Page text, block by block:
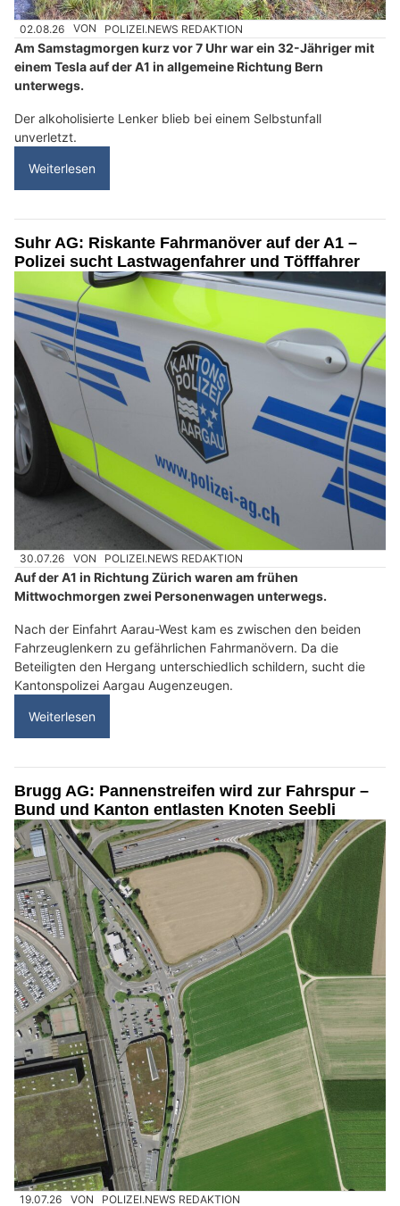
02.08.26 VON POLIZEI.NEWS REDAKTION
Am Samstagmorgen kurz vor 7 Uhr war ein 32-Jähriger mit
einem Tesla auf der A1 in allgemeine Richtung Bern
unterwegs.
Der alkoholisierte Lenker blieb bei einem Selbstunfall
unverletzt.
Weiterlesen
Suhr AG: Riskante Fahrmanöver auf der A1 –
Polizei sucht Lastwagenfahrer und Töfffahrer
30.07.26 VON POLIZEI.NEWS REDAKTION
Auf der A1 in Richtung Zürich waren am frühen
Mittwochmorgen zwei Personenwagen unterwegs.
Nach der Einfahrt Aarau-West kam es zwischen den beiden
Fahrzeuglenkern zu gefährlichen Fahrmanövern. Da die
Beteiligten den Hergang unterschiedlich schildern, sucht die
Kantonspolizei Aargau Augenzeugen.
Weiterlesen
Brugg AG: Pannenstreifen wird zur Fahrspur –
Bund und Kanton entlasten Knoten Seebli
19.07.26 VON POLIZEI.NEWS REDAKTION